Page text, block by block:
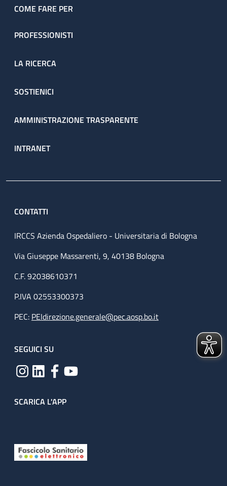
COME FARE PER
PROFESSIONISTI
LA RICERCA
SOSTIENICI
AMMINISTRAZIONE TRASPARENTE
INTRANET
CONTATTI
IRCCS Azienda Ospedaliero - Universitaria di Bologna
Via Giuseppe Massarenti, 9, 40138 Bologna
C.F. 92038610371
P.IVA 02553300373
PEC: PEIdirezione.generale@pec.aosp.bo.it
SEGUICI SU
SCARICA L'APP